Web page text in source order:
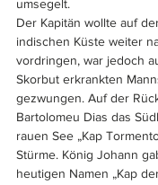
umsegelt.
Der Kapitän wollte auf
indischen Küste weiter
vordringen, war jedoch
Skorbut erkrankten
gezwungen. Auf der
Bartolomeu Dias das
rauen See „Kap
Stürme. König Johann
heutigen Namen „Kap